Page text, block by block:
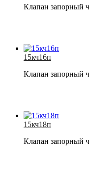
Клапан запорный
15кч16п
Клапан запорный
15кч18п
Клапан запорный